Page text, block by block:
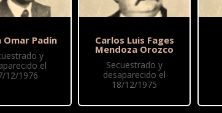
Omar Padín
y
el
12/1976
Carlos Luis Fages
Mendoza Orozco
Secuestrado y
desaparecido el
18/12/1975